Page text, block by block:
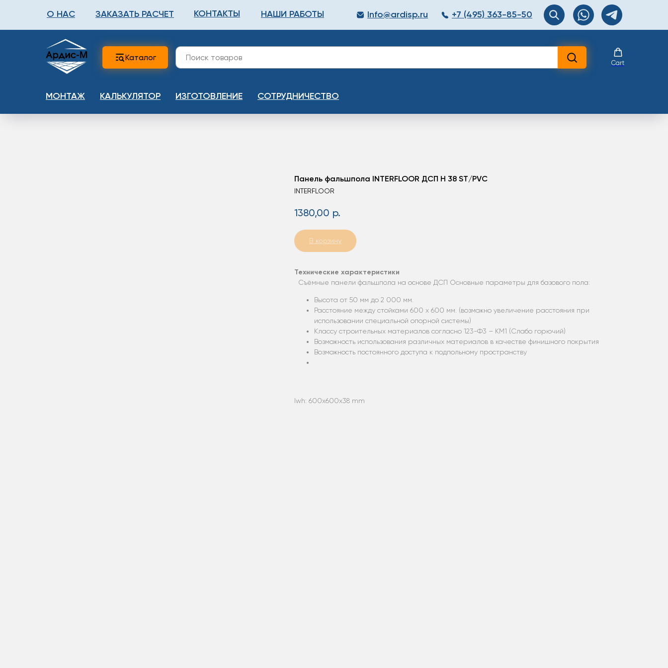
Перезвоните мне!
О НАС ЗАКАЗАТЬ РАСЧЕТ КОНТАКТЫ НАШИ РАБОТЫ +7 (495) 363-85-50
Info@ardisp.ru
ФАЛЬШПОЛ
Каталог
Cart
МОНТАЖ КАЛЬКУЛЯТОР ИЗГОТОВЛЕНИЕ СОТРУДНИЧЕСТВО
Панель фальшпола INTERFLOOR ДСП H 38 ST/PVC
INTERFLOOR
1380,00 р.
В корзину
Технические характеристики
Съёмные панели фальшпола на основе ДСП Основные параметры для базового пола:
Высота от 50 мм до 2 000 мм.
Расстояние между стойками 600 х 600 мм. (возможно увеличение расстояния при
использовании специальной опорной системы)
Классу строительных материалов согласно 123-Ф3 – КМ1 (Слабо горючий)
Возможность использования различных материалов в качестве финишного покрытия
Возможность постоянного доступа к подпольному пространству
lwh: 600x600x38 mm